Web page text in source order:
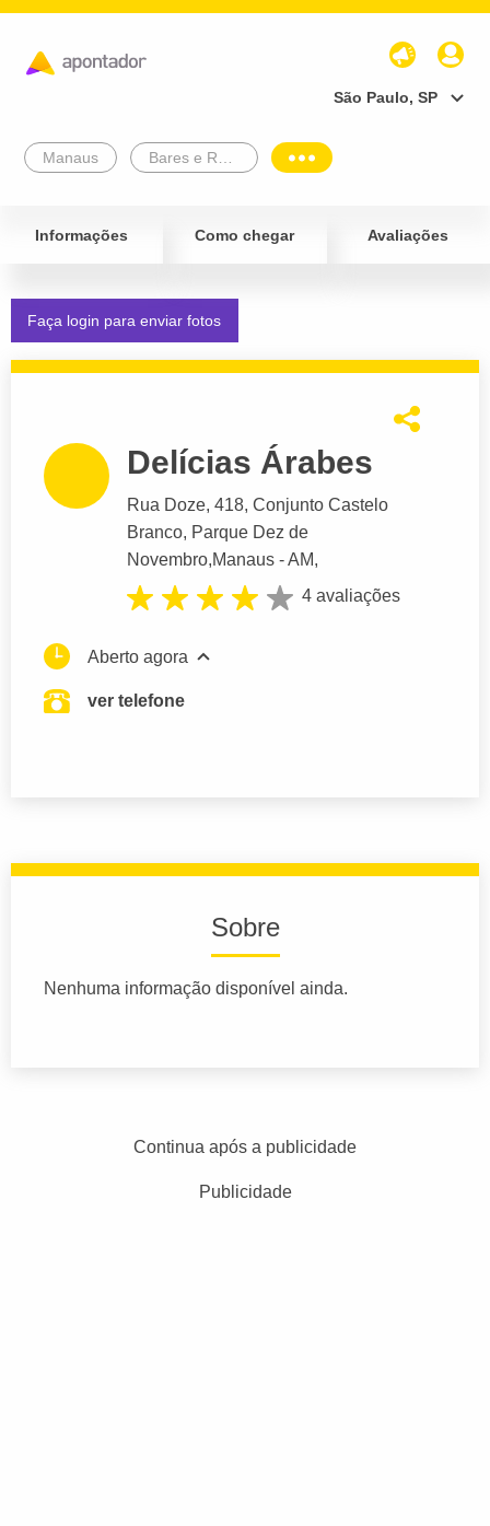
São Paulo, SP
Manaus
Informações Como chegar Avaliações
Faça login para enviar fotos
Delícias Árabes
Rua Doze, 418, Conjunto Castelo
Branco, Parque Dez de
Novembro,Manaus - AM,
4 avaliações
Aberto agora
ver telefone
Sobre
Nenhuma informação disponível ainda.
Continua após a publicidade
Publicidade